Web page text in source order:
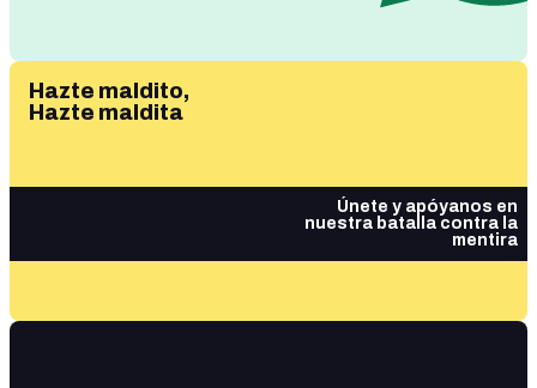
Hazte maldito,
Hazte maldita
Únete y apóyanos en
nuestra batalla contra la
mentira